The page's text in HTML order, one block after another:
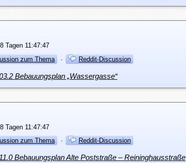
Tagen 11:47:47
zum Thema · Reddit-Discussion
Bebauungsplan „Wassergasse“
Tagen 11:47:47
zum Thema · Reddit-Discussion
Bebauungsplan Alte Poststraße – Reininghausstraße